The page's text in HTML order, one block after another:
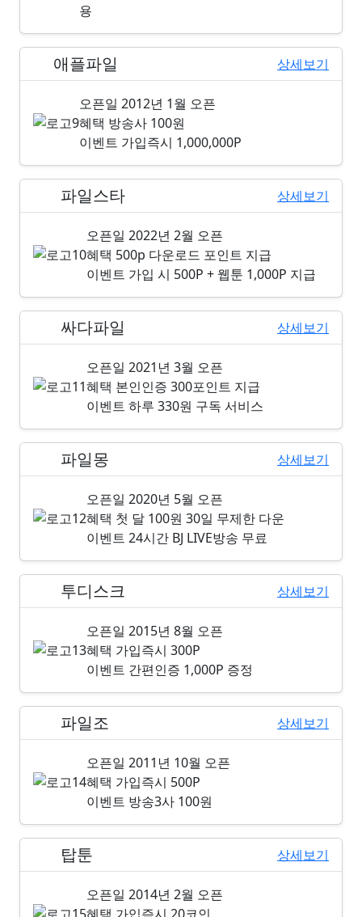
용
애플파일 상세보기
오픈일 2012년 1월 오픈
혜택 방송사 100원
이벤트 가입즉시 1,000,000P
파일스타 상세보기
오픈일 2022년 2월 오픈
혜택 500p 다운로드 포인트 지급
이벤트 가입 시 500P + 웹툰 1,000P 지급
싸다파일 상세보기
오픈일 2021년 3월 오픈
혜택 본인인증 300포인트 지급
이벤트 하루 330원 구독 서비스
파일몽 상세보기
오픈일 2020년 5월 오픈
혜택 첫 달 100원 30일 무제한 다운
이벤트 24시간 BJ LIVE방송 무료
투디스크 상세보기
오픈일 2015년 8월 오픈
혜택 가입즉시 300P
이벤트 간편인증 1,000P 증정
파일조 상세보기
오픈일 2011년 10월 오픈
혜택 가입즉시 500P
이벤트 방송3사 100원
탑툰 상세보기
오픈일 2014년 2월 오픈